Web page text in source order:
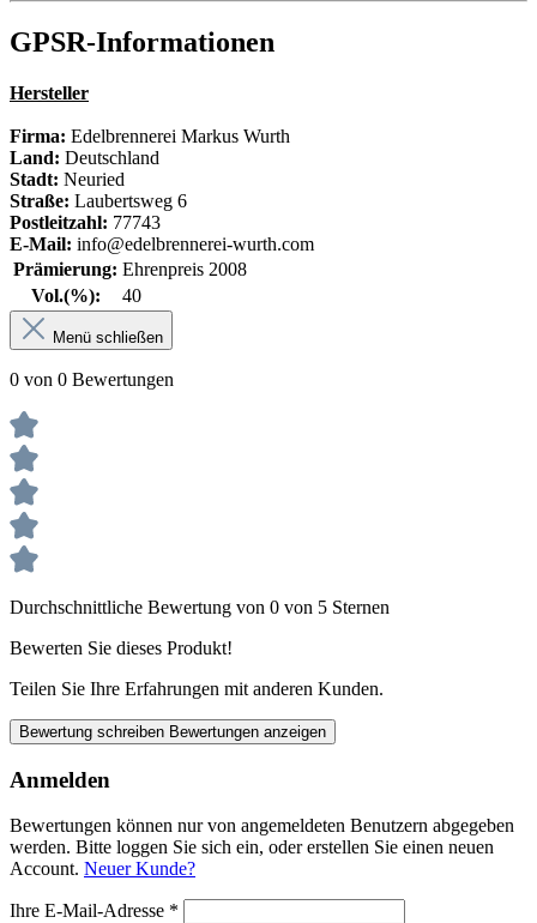
GPSR-Informationen
Hersteller
Firma: Edelbrennerei Markus Wurth
Land: Deutschland
Stadt: Neuried
Straße: Laubertsweg 6
Postleitzahl: 77743
E-Mail: info@edelbrennerei-wurth.com
Prämierung: Ehrenpreis 2008
Vol.(%):
40
Menü schließen
0 von 0 Bewertungen
Durchschnittliche Bewertung von 0 von 5 Sternen
Bewerten Sie dieses Produkt!
Teilen Sie Ihre Erfahrungen mit anderen Kunden.
Bewertung schreiben Bewertungen anzeigen
Anmelden
Bewertungen können nur von angemeldeten Benutzern abgegeben
werden. Bitte loggen Sie sich ein, oder erstellen Sie einen neuen
Account. Neuer Kunde?
Ihre E-Mail-Adresse *